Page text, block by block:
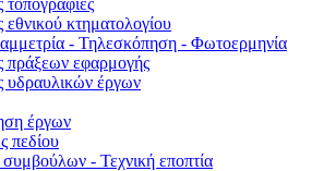
τοπογραφίες
εθνικού κτηματολογίου
- Τηλεσκόπηση - Φωτοερμηνία
πράξεων εφαρμογής
υδραυλικών έργων
έργων
πεδίου
- Τεχνική εποπτία